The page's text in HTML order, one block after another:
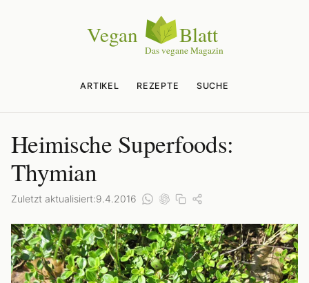
ARTIKEL REZEPTE SUCHE
Heimische Superfoods:
Thymian
Zuletzt aktualisiert:9.4.2016